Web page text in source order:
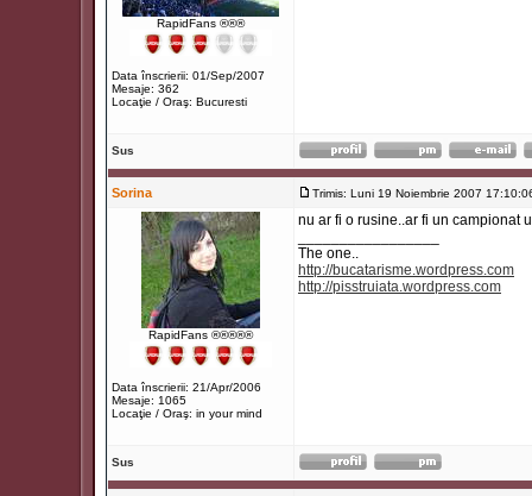
RapidFans ®®®
Data înscrierii: 01/Sep/2007
Mesaje: 362
Locaţie / Oraş: Bucuresti
Sus
Sorina Trimis: Luni 19 Noiembrie 2007
RapidFans ®®®®®
Data înscrierii: 21/Apr/2006
Mesaje: 1065
Locaţie / Oraş: in your mind
nu ar fi o rusine..ar fi un campionat
The one..
http://bucatarisme.wordpress.com
http://pisstruiata.wordpress.com
Sus